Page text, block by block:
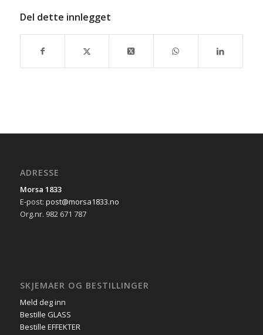
Del dette innlegget
ADRESSE
Morsa 1833
E-post: post@morsa1833.no
Org.nr. 982 671 787
SKJEMAER OG BESTILLINGER
Meld deg inn
Bestille GLASS
Bestille EFFEKTER